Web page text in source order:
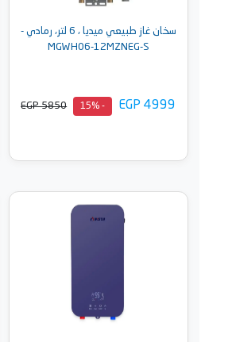
سخان غاز طبيعي ميديا ، 6 لتر، رمادي -
MGWH06-12MZNEG-S
EGP 4999
- 15%
EGP 5850
أضف إلى السلة